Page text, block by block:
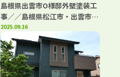
島根県出雲市O様邸外壁塗装工
事／／島根県松江市・出雲市・
大田市・雲南市・鳥取県米子
市・境港市の「きじま塗装」
2025.09.16